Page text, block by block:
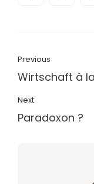
Previous
Wirtschaft à
Next
Paradoxon ?